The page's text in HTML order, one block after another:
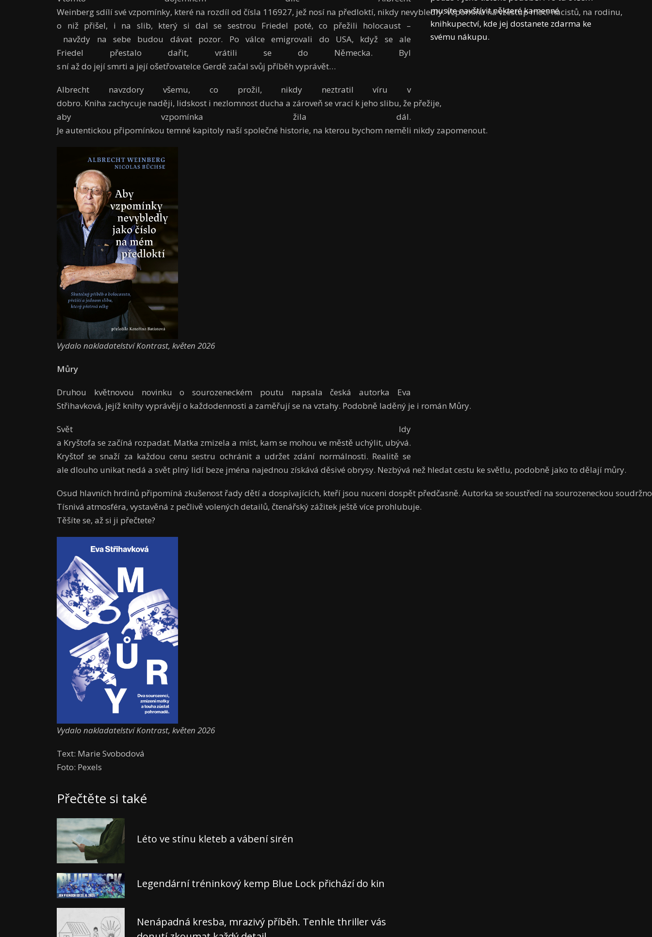
Weinberg sdílí své vzpomínky, které na rozdíl od čísla 116927, jež nosí na předloktí, nikdy nevybledly. Vzpomíná na vzestup moci nacistů, na rodinu,
o niž přišel, i na slib, který si dal se sestrou Friedel poté, co přežili holocaust –
navždy na sebe budou dávat pozor. Po válce emigrovali do USA, když se ale
Friedel přestalo dařit, vrátili se do Německa. Byl
s ní až do její smrti a její ošetřovatelce Gerdě začal svůj příběh vyprávět…
Albrecht navzdory všemu, co prožil, nikdy neztratil víru v
dobro. Kniha zachycuje naději, lidskost i nezlomnost ducha a zároveň se vrací k jeho slibu, že přežije,
aby vzpomínka žila dál.
Je autentickou připomínkou temné kapitoly naší společné historie, na kterou bychom neměli nikdy zapomenout.
Vydalo nakladatelství Kontrast, květen 2026
Můry
Druhou květnovou novinku o sourozeneckém poutu napsala česká autorka Eva
Střihavková, jejíž knihy vyprávějí o každodennosti a zaměřují se na vztahy. Podobně laděný je i román Můry.
Svět Idy
a Kryštofa se začíná rozpadat. Matka zmizela a míst, kam se mohou ve městě uchýlit, ubývá.
Kryštof se snaží za každou cenu sestru ochránit a udržet zdání normálnosti. Realitě se
ale dlouho unikat nedá a svět plný lidí beze jména najednou získává děsivé obrysy. Nezbývá než hledat cestu ke světlu, podobně jako to dělají můry.
Osud hlavních hrdinů připomíná zkušenost řady dětí a dospívajících, kteří jsou nuceni dospět předčasně. Autorka se soustředí na sourozeneckou
Tísnivá atmosféra, vystavěná z pečlivě volených detailů, čtenářský zážitek ještě více prohlubuje.
Těšíte se, až si ji přečtete?
Vydalo nakladatelství Kontrast, květen 2026
Text: Marie Svobodová
Foto: Pexels
Přečtěte si také
Léto ve stínu kleteb a vábení sirén
Legendární tréninkový kemp Blue Lock přichází do kin
Nenápadná kresba, mrazivý příběh. Tenhle thriller vás
musíte navštívit některé kamenné
knihkupectví, kde jej dostanete zdarma ke
svému nákupu.